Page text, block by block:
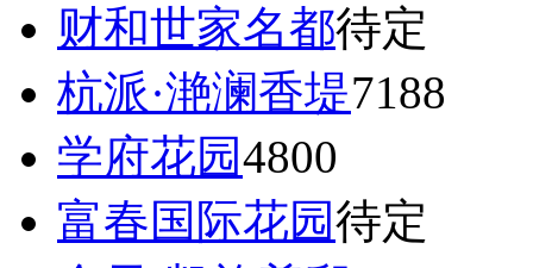
财和世家名都待定
杭派·滟澜香堤7188
学府花园4800
富春国际花园待定